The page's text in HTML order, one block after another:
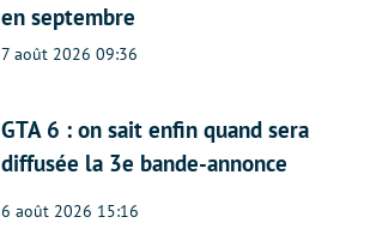
en septembre
7 août 2026 09:36
GTA 6 : on sait enfin quand sera
diffusée la 3e bande-annonce
6 août 2026 15:16